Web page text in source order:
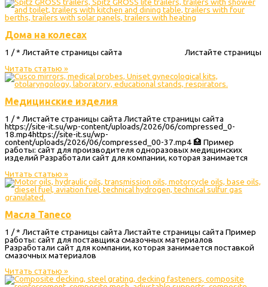
Дома на колесах
1 / * Листайте страницы сайта Листайте страницы
Читать статью »
Медицинские изделия
1 / * Листайте страницы сайта Листайте страницы сайта
https://site-it.su/wp-content/uploads/2026/06/compressed_0-
18.mp4https://site-it.su/wp-
content/uploads/2026/06/compressed_00-37.mp4 🏥 Пример
работы: сайт для производителя одноразовых медицинских
изделий Разработали сайт для компании, которая занимается
Читать статью »
Масла Taneco
1 / * Листайте страницы сайта Листайте страницы сайта Пример
работы: сайт для поставщика смазочных материалов
Разработали сайт для компании, которая занимается поставкой
смазочных материалов
Читать статью »